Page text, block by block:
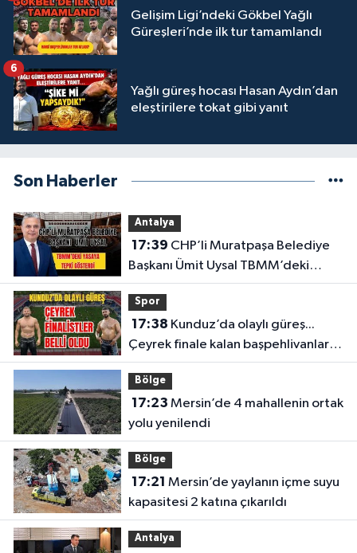
Gelişim Ligi’ndeki Gökbel Yağlı
Güreşleri’nde ilk tur tamamlandı
Yağlı güreş hocası Hasan Aydın’dan
eleştirilere tokat gibi yanıt
6
Son Haberler
Antalya
17:39
Başkanı Ümit Uysal TBMM’deki
yasaya tepki gösterdi
Spor
17:38
Çeyrek finale kalan başpehlivanlar
belli oldu
Bölge
17:23
yolu yenilendi
Bölge
17:21
kapasitesi 2 katına çıkarıldı
Antalya